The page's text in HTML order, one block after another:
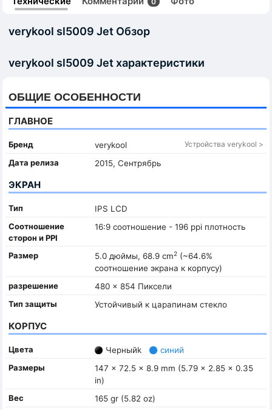
verykool sl5009 Jet Обзор
verykool sl5009 Jet характеристики
ОБЩИЕ ОСОБЕННОСТИ
ГЛАВНОЕ
Бренд verykool Устройства verykool >
Дата релиза 2015, Сентрябрь
ЭКРАН
Тип
IPS LCD
Соотношение
сторон и PPI
16:9 соотношение - 196 ppi плотность
Размер 5.0 дюймы, 68.9 cm2(~64.6%
соотношение экрана к корпусу)
разрешение
480 x 854 Пиксели
Тип защиты
Устойчивый к царапинам стекло
КОРПУС
Цвета Черныйk
синий
Размеры
147 x 72.5 x 8.9 mm (5.79 x 2.85 x 0.35
in)
Вес
165 gr (5.82 oz)